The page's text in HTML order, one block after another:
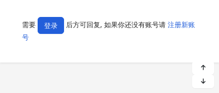
需要 登录 后方可回复, 如果你还没有账号请 注册新账
号